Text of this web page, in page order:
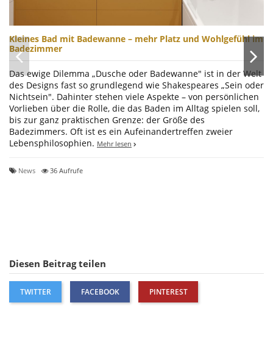
Kleines Bad mit Badewanne – mehr Platz und Wohlgefühl im
Badezimmer
Das ewige Dilemma „Dusche oder Badewanne" ist in der Welt
des Designs fast so grundlegend wie Shakespeares „Sein oder
Nichtsein". Dahinter stehen viele Aspekte – von persönlichen
Vorlieben über die Rolle, die das Baden im Alltag spielen soll,
bis zur ganz praktischen Grenze: der Größe des
Badezimmers. Oft ist es ein Aufeinandertreffen zweier
Lebensphilosophien. Mehr lesen
News 36 Aufrufe
Diesen Beitrag teilen
TWITTER FACEBOOK PINTEREST